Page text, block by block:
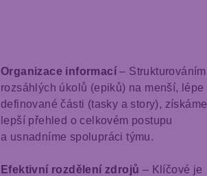
Organizace informací – Strukturováním
rozsáhlých úkolů (epiků) na menší, lépe
definované části (tasky a story), získáme
lepší přehled o celkovém postupu
a usnadníme spolupráci týmu.
Efektivní rozdělení zdrojů – Klíčové je